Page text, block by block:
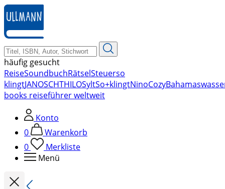
zum
Hauptinhalt
springen
häufig gesucht
ReiseSoundbuchRätselSteuerso
klingtJANOSCHTHILOSyltSo+klingtNinoCozyBahamas
books reiseführer weltweit
Konto
0
Warenkorb
0
Merkliste
Menü